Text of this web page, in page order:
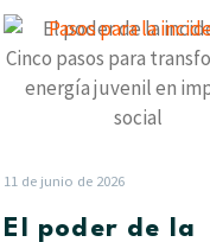
El
poder
de
la
para
11 de junio de 2026
El poder de la